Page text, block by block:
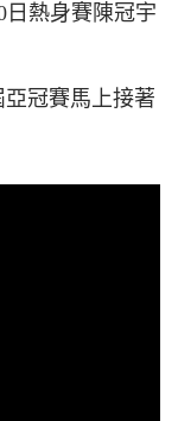
日熱身賽陳冠宇
冠賽馬上接著